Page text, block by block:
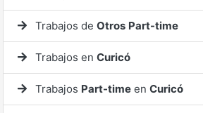
Trabajos de Otros Part-time
Trabajos en Curicó
Trabajos Part-time en Curicó